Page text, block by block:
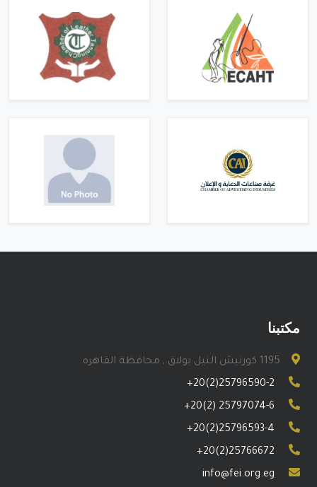
مكتبنا
1195 كورنيش النيل بولاق , محافظة القاهره
+20(2)25796590-2
+20(2) 25797074-6
+20(2)25796593-4
+20(2)25766672
info@fei.org.eg